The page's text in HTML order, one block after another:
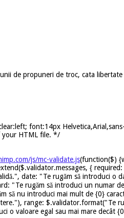
de propuneri de troc, cata
font:14px
your HTML file. */
js/mc-validate.js(function($)
{
date: "Te rugăm să introduci
"Te rugăm să introduci un numar
să nu introduci mai mult de {0}
range: $.validator.format("Te
o valoare egal sau mai mare decât